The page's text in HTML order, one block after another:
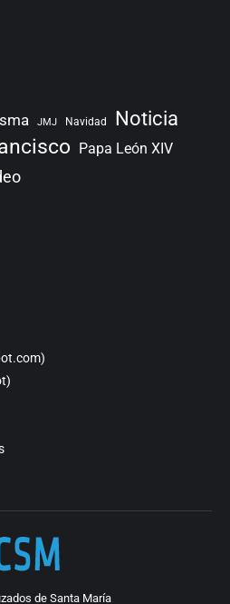
JMJ Navidad Noticia
Papa León XIV
de Santa María